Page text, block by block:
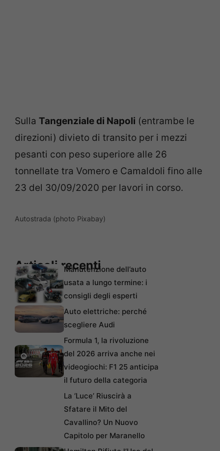
Sulla Tangenziale di Napoli (entrambe le
direzioni) divieto di transito per i mezzi
pesanti con peso superiore alle 26
tonnellate tra Vomero e Camaldoli fino alle
23 del 30/09/2020 per lavori in corso.
Autostrada (photo Pixabay)
Articoli recentiManutenzione dell’auto
usata a lungo termine: i
consigli degli esperti
Auto elettriche: perché
scegliere Audi
Formula 1, la rivoluzione
del 2026 arriva anche nei
videogiochi: F1 25 anticipa
il futuro della categoria
La ‘Luce’ Riuscirà a
Sfatare il Mito del
Cavallino? Un Nuovo
Capitolo per Maranello